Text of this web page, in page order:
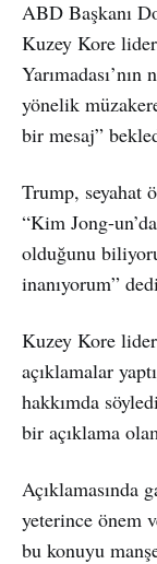
ABD Başkanı
Kuzey Kore
yönelik
bir mesaj”
Trump, seyahat
“Kim Jong-
olduğunu
inanıyorum”
Kuzey Kore
açıklamalar
hakkımda
bir açıklama
Açıklamasında
yeterince önem
bu konuyu